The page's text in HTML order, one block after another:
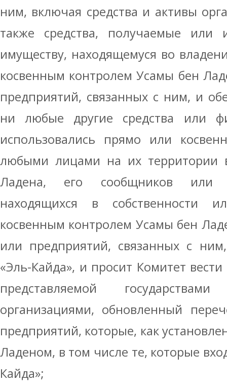
ним, включая средства и активы
также средства, получаемые или
имуществу, находящемуся во
косвенным контролем Усамы бен
предприятий, связанных с ним, и
ни любые другие средства или
использовались прямо или
любыми лицами на их территории
Ладена, его сообщников или
находящихся в
косвенным контролем Усамы бен
или предприятий, связанных с
«Эль-Кайда», и просит Комитет
представляемой
организациями, обновленный
предприятий, которые, как
Ладеном, в том числе те, которые
Кайда»;